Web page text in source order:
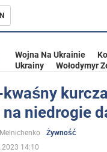
Wojna Na Ukrainie
Ukrainy
Wołodymyr
kwaśny
niedrogie
Żywność
14:10